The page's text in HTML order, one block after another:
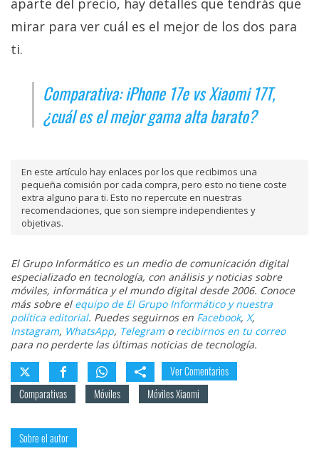
mirar para ver cuál es el mejor de los dos para
ti.
Comparativa: iPhone 17e vs Xiaomi 17T,
¿cuál es el mejor gama alta barato?
En este artículo hay enlaces por los que recibimos una
pequeña comisión por cada compra, pero esto no tiene coste
extra alguno para ti. Esto no repercute en nuestras
recomendaciones, que son siempre independientes y
objetivas.
El Grupo Informático es un medio de comunicación digital
especializado en tecnología, con análisis y noticias sobre
móviles, informática y el mundo digital desde 2006. Conoce
más sobre el equipo de El Grupo Informático y nuestra
política editorial. Puedes seguirnos en Facebook, X,
Instagram, WhatsApp, Telegramo recibirnos en tu correo
para no perderte las últimas noticias de tecnología.
Ver Comentarios
Comparativas
Móviles Móviles Xiaomi
Sobre el autor